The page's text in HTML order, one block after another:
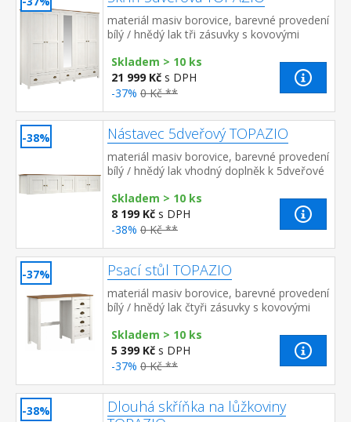
materiál masiv borovice, barevné provedení
bílý / hnědý lak tři zásuvky s kovovými
střední a p...
Skladem > 10 ks
21 999 Kč s DPH
-37% 0 Kč **
-38% Nástavec 5dveřový TOPAZIO
materiál masiv borovice, barevné provedení
bílý / hnědý lak vhodný doplněk k 5dveřové
Skladem > 10 ks
8 199 Kč s DPH
-38% 0 Kč **
-37% Psací stůl TOPAZIO
materiál masiv borovice, barevné provedení
bílý / hnědý lak čtyři zásuvky s kovovými
Skladem > 10 ks
5 399 Kč s DPH
-37% 0 Kč **
-38%
Dlouhá skříňka na lůžkoviny